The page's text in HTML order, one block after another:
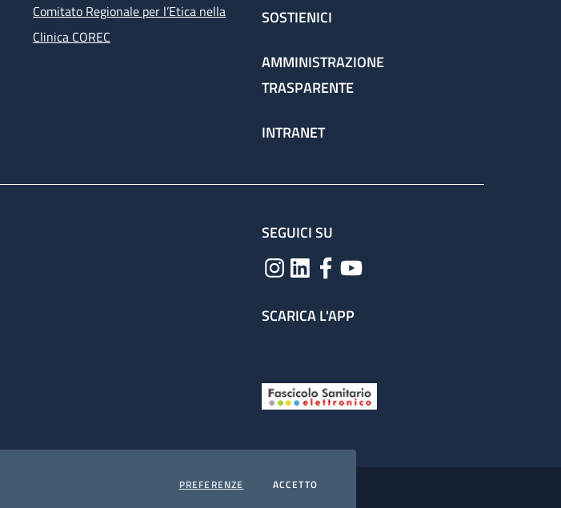
PREFERENZE COOKIESACCETTOI COOKIES
Comitato Regionale per l’Etica nella
Clinica COREC
SOSTIENICI
AMMINISTRAZIONE
TRASPARENTE
INTRANET
SEGUICI SU
SCARICA L'APP